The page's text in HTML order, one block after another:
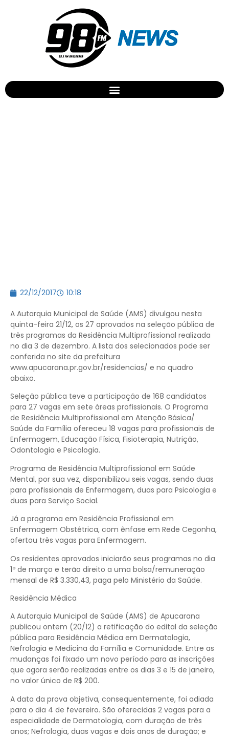
22/12/2017 10:18
A Autarquia Municipal de Saúde (AMS) divulgou nesta
quinta-feira 21/12, os 27 aprovados na seleção pública de
três programas da Residência Multiprofissional realizada
no dia 3 de dezembro. A lista dos selecionados pode ser
conferida no site da prefeitura
www.apucarana.pr.gov.br/residencias/ e no quadro
abaixo.
Seleção pública teve a participação de 168 candidatos
para 27 vagas em sete áreas profissionais. O Programa
de Residência Multiprofissional em Atenção Básica/
Saúde da Família ofereceu 18 vagas para profissionais de
Enfermagem, Educação Física, Fisioterapia, Nutrição,
Odontologia e Psicologia.
Programa de Residência Multiprofissional em Saúde
Mental, por sua vez, disponibilizou seis vagas, sendo duas
para profissionais de Enfermagem, duas para Psicologia e
duas para Serviço Social.
Já a programa em Residência Profissional em
Enfermagem Obstétrica, com ênfase em Rede Cegonha,
ofertou três vagas para Enfermagem.
Os residentes aprovados iniciarão seus programas no dia
1º de março e terão direito a uma bolsa/remuneração
mensal de R$ 3.330,43, paga pelo Ministério da Saúde.
Residência Médica
A Autarquia Municipal de Saúde (AMS) de Apucarana
publicou ontem (20/12) a retificação do edital da seleção
pública para Residência Médica em Dermatologia,
Nefrologia e Medicina da Família e Comunidade. Entre as
mudanças foi fixado um novo período para as inscrições
que agora serão realizadas entre os dias 3 e 15 de janeiro,
no valor único de R$ 200.
A data da prova objetiva, consequentemente, foi adiada
para o dia 4 de fevereiro. São oferecidas 2 vagas para a
especialidade de Dermatologia, com duração de três
anos; Nefrologia, duas vagas e dois anos de duração; e